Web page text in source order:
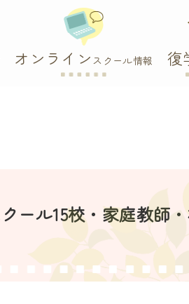
オンライン スクール情報 復
ール15校・家庭教師